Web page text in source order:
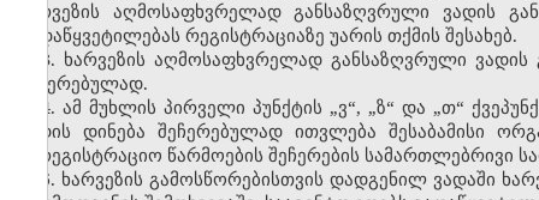
ხარვეზის აღმოსაფხვრელად განსაზღვრული ვადის
გადაწყვეტილებას რეგისტრაციაზე უარის თქმის შესახებ.
3. ხარვეზის აღმოსაფხვრელად განსაზღვრული
შეჩერებულად.
4. ამ მუხლის პირველი პუნქტის „ვ“, „ზ“ და „თ“
ვადის დინება შეჩერებულად ითვლება შესაბამისი
სარეგისტრაციო წარმოების შეჩერების სამართლებრივი
5. ხარვეზის გამოსწორებისთვის დადგენილ ვადაში